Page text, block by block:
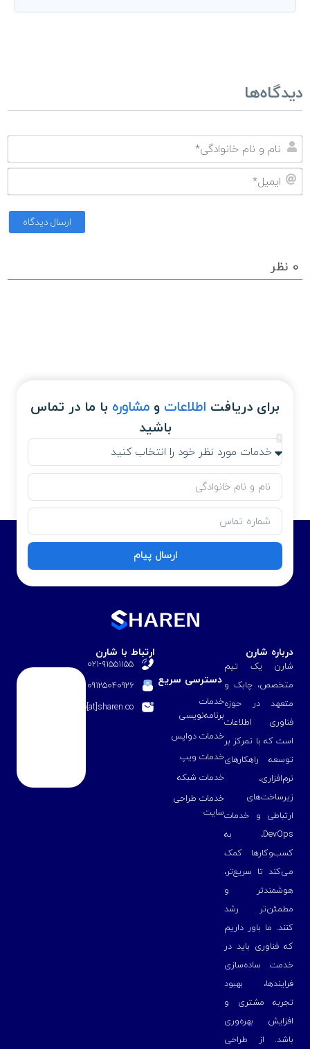
دیدگاه‌ها
و
0 نظر
برای دریافت اطلاعاتو مشاوره با ما در تماس
باشید
ارسال پیام
درباره شارن
شارن یک تیم
متخصص، چابک و
متعهد در حوزه
فناوری اطلاعات
است که با تمرکز بر
توسعه راهکارهای
نرم‌افزاری،
زیرساخت‌های
ارتباطی و خدمات
DevOps، به
کسب‌وکارها کمک
می‌کند تا سریع‌تر،
هوشمندتر و
مطمئن‌تر رشد
کنند. ما باور داریم
که فناوری باید در
خدمت ساده‌سازی
فرایندها، بهبود
تجربه مشتری و
افزایش بهره‌وری
باشد. از طراحی
دسترسی سریع
خدمات
برنامه‌نویسی
خدمات دواپس
خدمات ویپ
خدمات شبکه
خدمات طراحی
سایت
ارتباط با شارن
۰۲۱-۹۱۵۵۱۱۵۵
09125040926
info[at]sharen.co